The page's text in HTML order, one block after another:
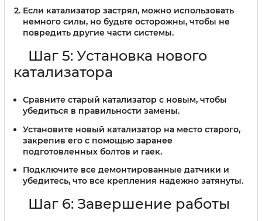
Если катализатор застрял, можно использовать
немного силы, но будьте осторожны, чтобы не
повредить другие части системы.
Шаг 5: Установка нового
катализатора
Сравните старый катализатор с новым, чтобы
убедиться в правильности замены.
Установите новый катализатор на место старого,
закрепив его с помощью заранее
подготовленных болтов и гаек.
Подключите все демонтированные датчики и
убедитесь, что все крепления надежно затянуты.
Шаг 6: Завершение работы